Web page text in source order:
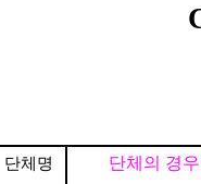
단체명 단체의 경